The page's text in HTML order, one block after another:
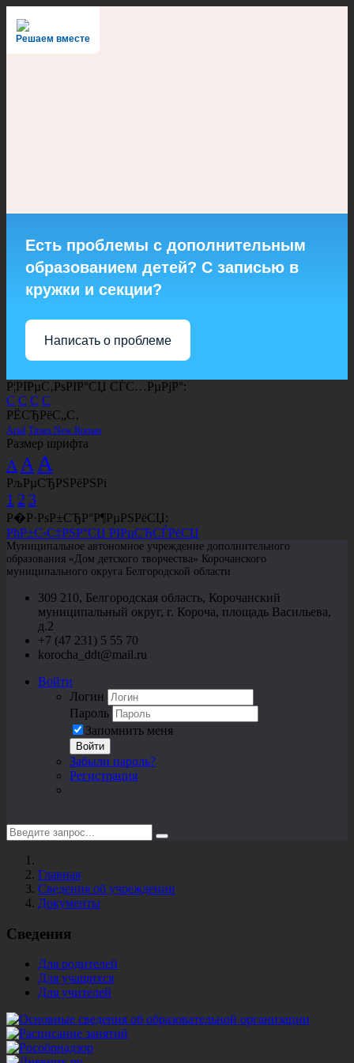
Решаем вместе
Есть проблемы с дополнительным
образованием детей? С записью в
кружки и секции?
Написать о проблеме
Р¦РІРµС‚РѕРІР°СЏ СЃС…РµРјР°:
C C C C
РЁСЂРёС„С‚
Arial Times New Roman
Размер шрифта
A A A
РљРµСЂРЅРёРЅРі
1 2 3
Р�Р·РѕР±СЂР°Р¶РµРЅРёСЏ:
РћР±С‹С‡РЅР°СЏ РІРµСЂСЃРёСЏ
Муниципальное автономное учреждение дополнительного
образования «Дом детского творчества» Корочанского
муниципального округа Белгородской области
309 210, Белгородская область, Корочанский
муниципальный округ, г. Короча, площадь Васильева,
д.2
+7 (47 231) 5 55 70
korocha_ddt@mail.ru
Войти
Логин
Пароль
Запомнить меня
Войти
Забыли пароль?
Регистрация
Главная
Сведения об учреждении
Документы
Сведения
Для родителей
Для учащихся
Для учителей